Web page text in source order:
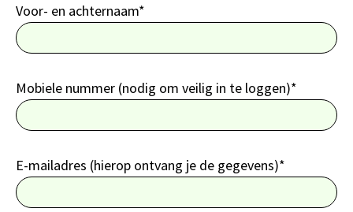
Voor- en achternaam*
Mobiele nummer (nodig om veilig in te loggen)*
E-mailadres (hierop ontvang je de gegevens)*